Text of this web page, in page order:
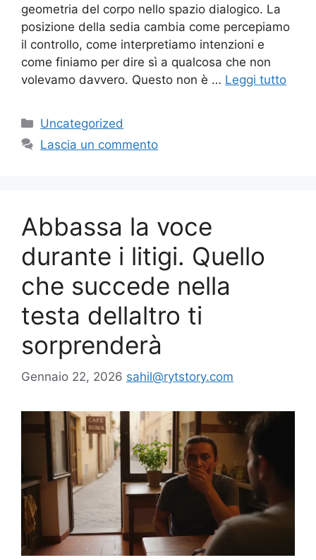
geometria del corpo nello spazio dialogico. La
posizione della sedia cambia come percepiamo
il controllo, come interpretiamo intenzioni e
come finiamo per dire sì a qualcosa che non
volevamo davvero. Questo non è … Leggi tutto
Categorie
Uncategorized
Lascia un commento
Abbassa la voce
durante i litigi. Quello
che succede nella
testa dellaltro ti
sorprenderà
Gennaio 22, 2026 sahil@rytstory.com